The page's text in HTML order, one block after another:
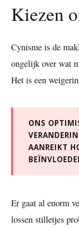
Kiezen
Cynisme is de
ongelijk over wat
Het is een
ONS
AANREIKT
Er gaat al enorm
lossen stilletjes